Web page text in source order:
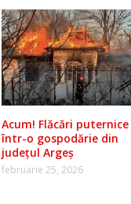
Acum! Flăcări puternice
într-o gospodărie din
județul Argeș
februarie 25, 2026